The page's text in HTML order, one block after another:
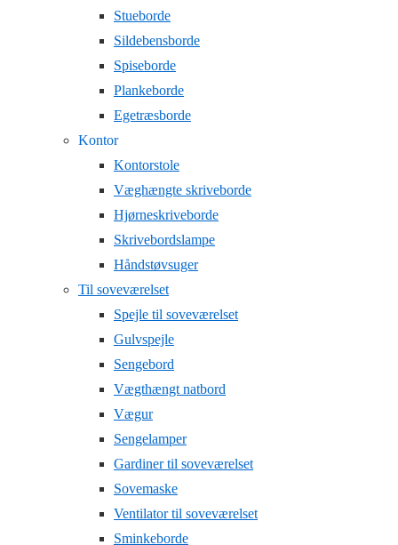
Stueborde
Sildebensborde
Spiseborde
Plankeborde
Egetræsborde
Kontor
Kontorstole
Væghængte skriveborde
Hjørneskriveborde
Skrivebordslampe
Håndstøvsuger
Til soveværelset
Spejle til soveværelset
Gulvspejle
Sengebord
Vægthængt natbord
Vægur
Sengelamper
Gardiner til soveværelset
Sovemaske
Ventilator til soveværelset
Sminkeborde